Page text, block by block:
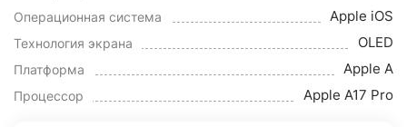
Операционная система Apple iOS
Технология экрана OLED
Платформа Apple A
Процессор Apple A17 Pro